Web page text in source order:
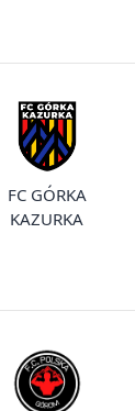
FC GÓRKA
KAZURKA